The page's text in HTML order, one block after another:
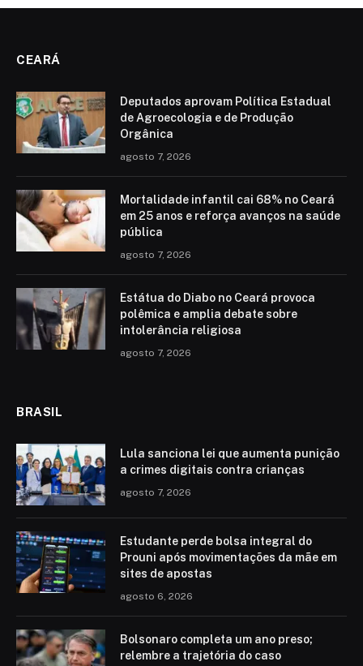
CEARÁ
Deputados aprovam Política Estadual
de Agroecologia e de Produção
Orgânica
agosto 7, 2026
Mortalidade infantil cai 68% no Ceará
em 25 anos e reforça avanços na saúde
pública
agosto 7, 2026
Estátua do Diabo no Ceará provoca
polêmica e amplia debate sobre
intolerância religiosa
agosto 7, 2026
BRASIL
Lula sanciona lei que aumenta punição
a crimes digitais contra crianças
agosto 7, 2026
Estudante perde bolsa integral do
Prouni após movimentações da mãe em
sites de apostas
agosto 6, 2026
Bolsonaro completa um ano preso;
relembre a trajetória do caso